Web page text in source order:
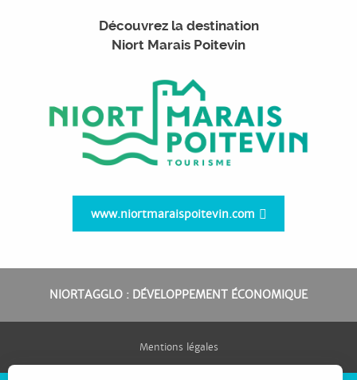
Découvrez la destination
Niort Marais Poitevin
www.niortmaraispoitevin.com
NIORTAGGLO : DÉVELOPPEMENT ÉCONOMIQUE
Mentions légales